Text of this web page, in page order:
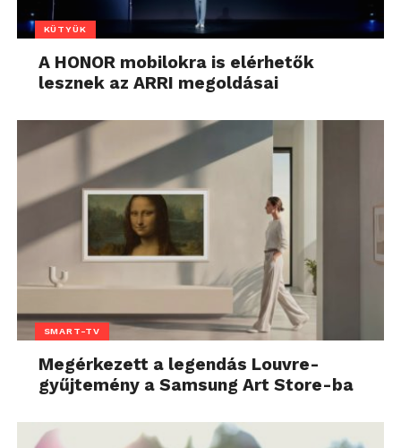
KÜTYÜK
A HONOR mobilokra is elérhetők
lesznek az ARRI megoldásai
SMART-TV
Megérkezett a legendás Louvre-
gyűjtemény a Samsung Art Store-ba